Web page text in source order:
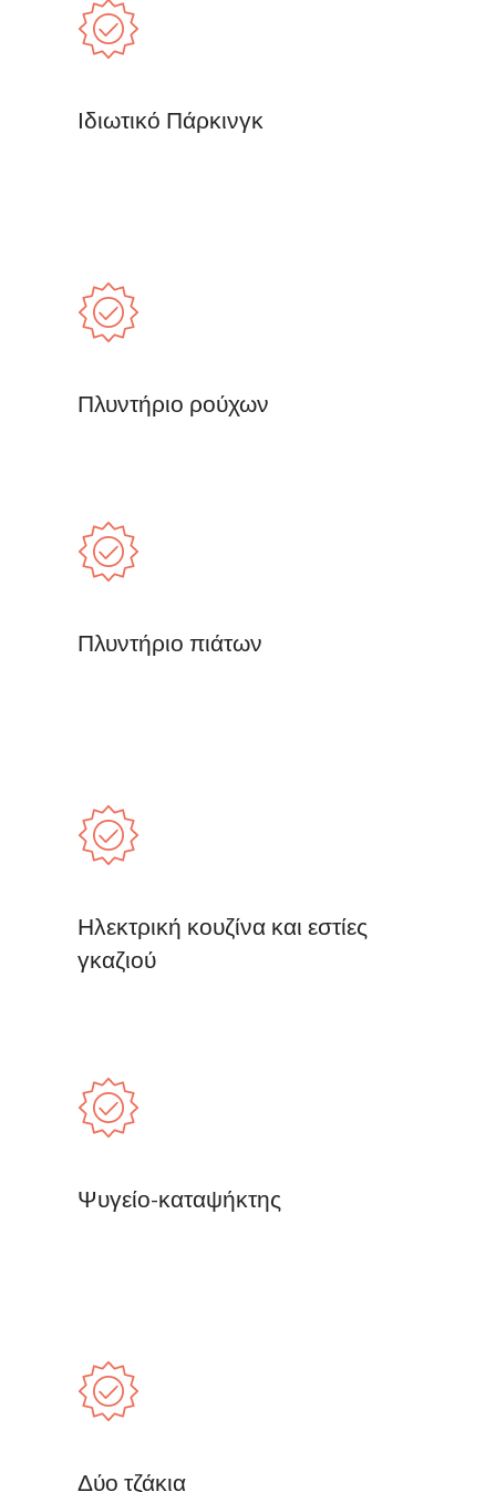
Ιδιωτικό Πάρκινγκ
Πλυντήριο ρούχων
Πλυντήριο πιάτων
Ηλεκτρική κουζίνα και εστίες
γκαζιού
Ψυγείο-καταψήκτης
Δύο τζάκια